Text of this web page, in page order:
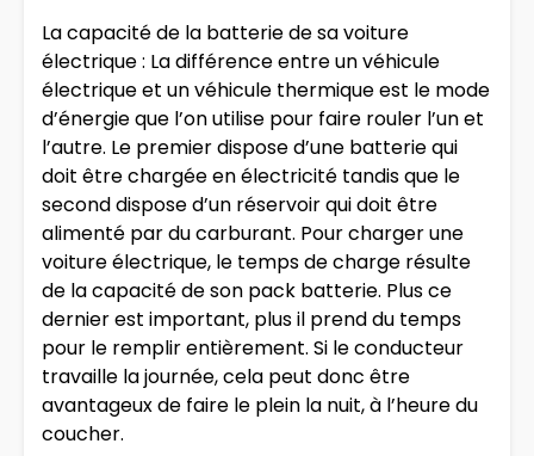
La capacité de la batterie de sa voiture
électrique : La différence entre un véhicule
électrique et un véhicule thermique est le mode
d’énergie que l’on utilise pour faire rouler l’un et
l’autre. Le premier dispose d’une batterie qui
doit être chargée en électricité tandis que le
second dispose d’un réservoir qui doit être
alimenté par du carburant. Pour charger une
voiture électrique, le temps de charge résulte
de la capacité de son pack batterie. Plus ce
dernier est important, plus il prend du temps
pour le remplir entièrement. Si le conducteur
travaille la journée, cela peut donc être
avantageux de faire le plein la nuit, à l’heure du
coucher.